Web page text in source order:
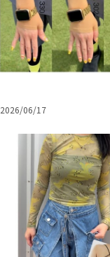
2026/06/17